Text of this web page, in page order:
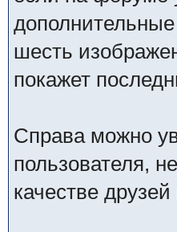
шесть
покажет
Справа можно
пользователя,
качестве